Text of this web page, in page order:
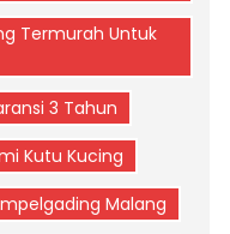
Termurah Untuk
3 Tahun
Kutu Kucing
Malang